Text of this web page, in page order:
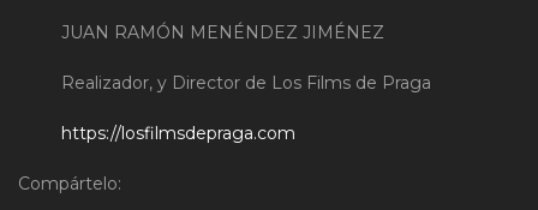
JUAN RAMÓN MENÉNDEZ JIMÉNEZ
Realizador, y Director de Los Films de Praga
https://losfilmsdepraga.com
Compártelo: